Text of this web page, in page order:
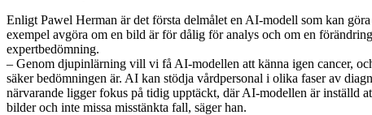
Enligt Pawel Herman är det första delmålet en AI-modell som kan
exempel avgöra om en bild är för dålig för analys och om en
expertbedömning.
– Genom djupinlärning vill vi få AI-modellen att känna igen cancer,
säker bedömningen är. AI kan stödja vårdpersonal i olika faser av
närvarande ligger fokus på tidig upptäckt, där AI-modellen är inställd
bilder och inte missa misstänkta fall, säger han.